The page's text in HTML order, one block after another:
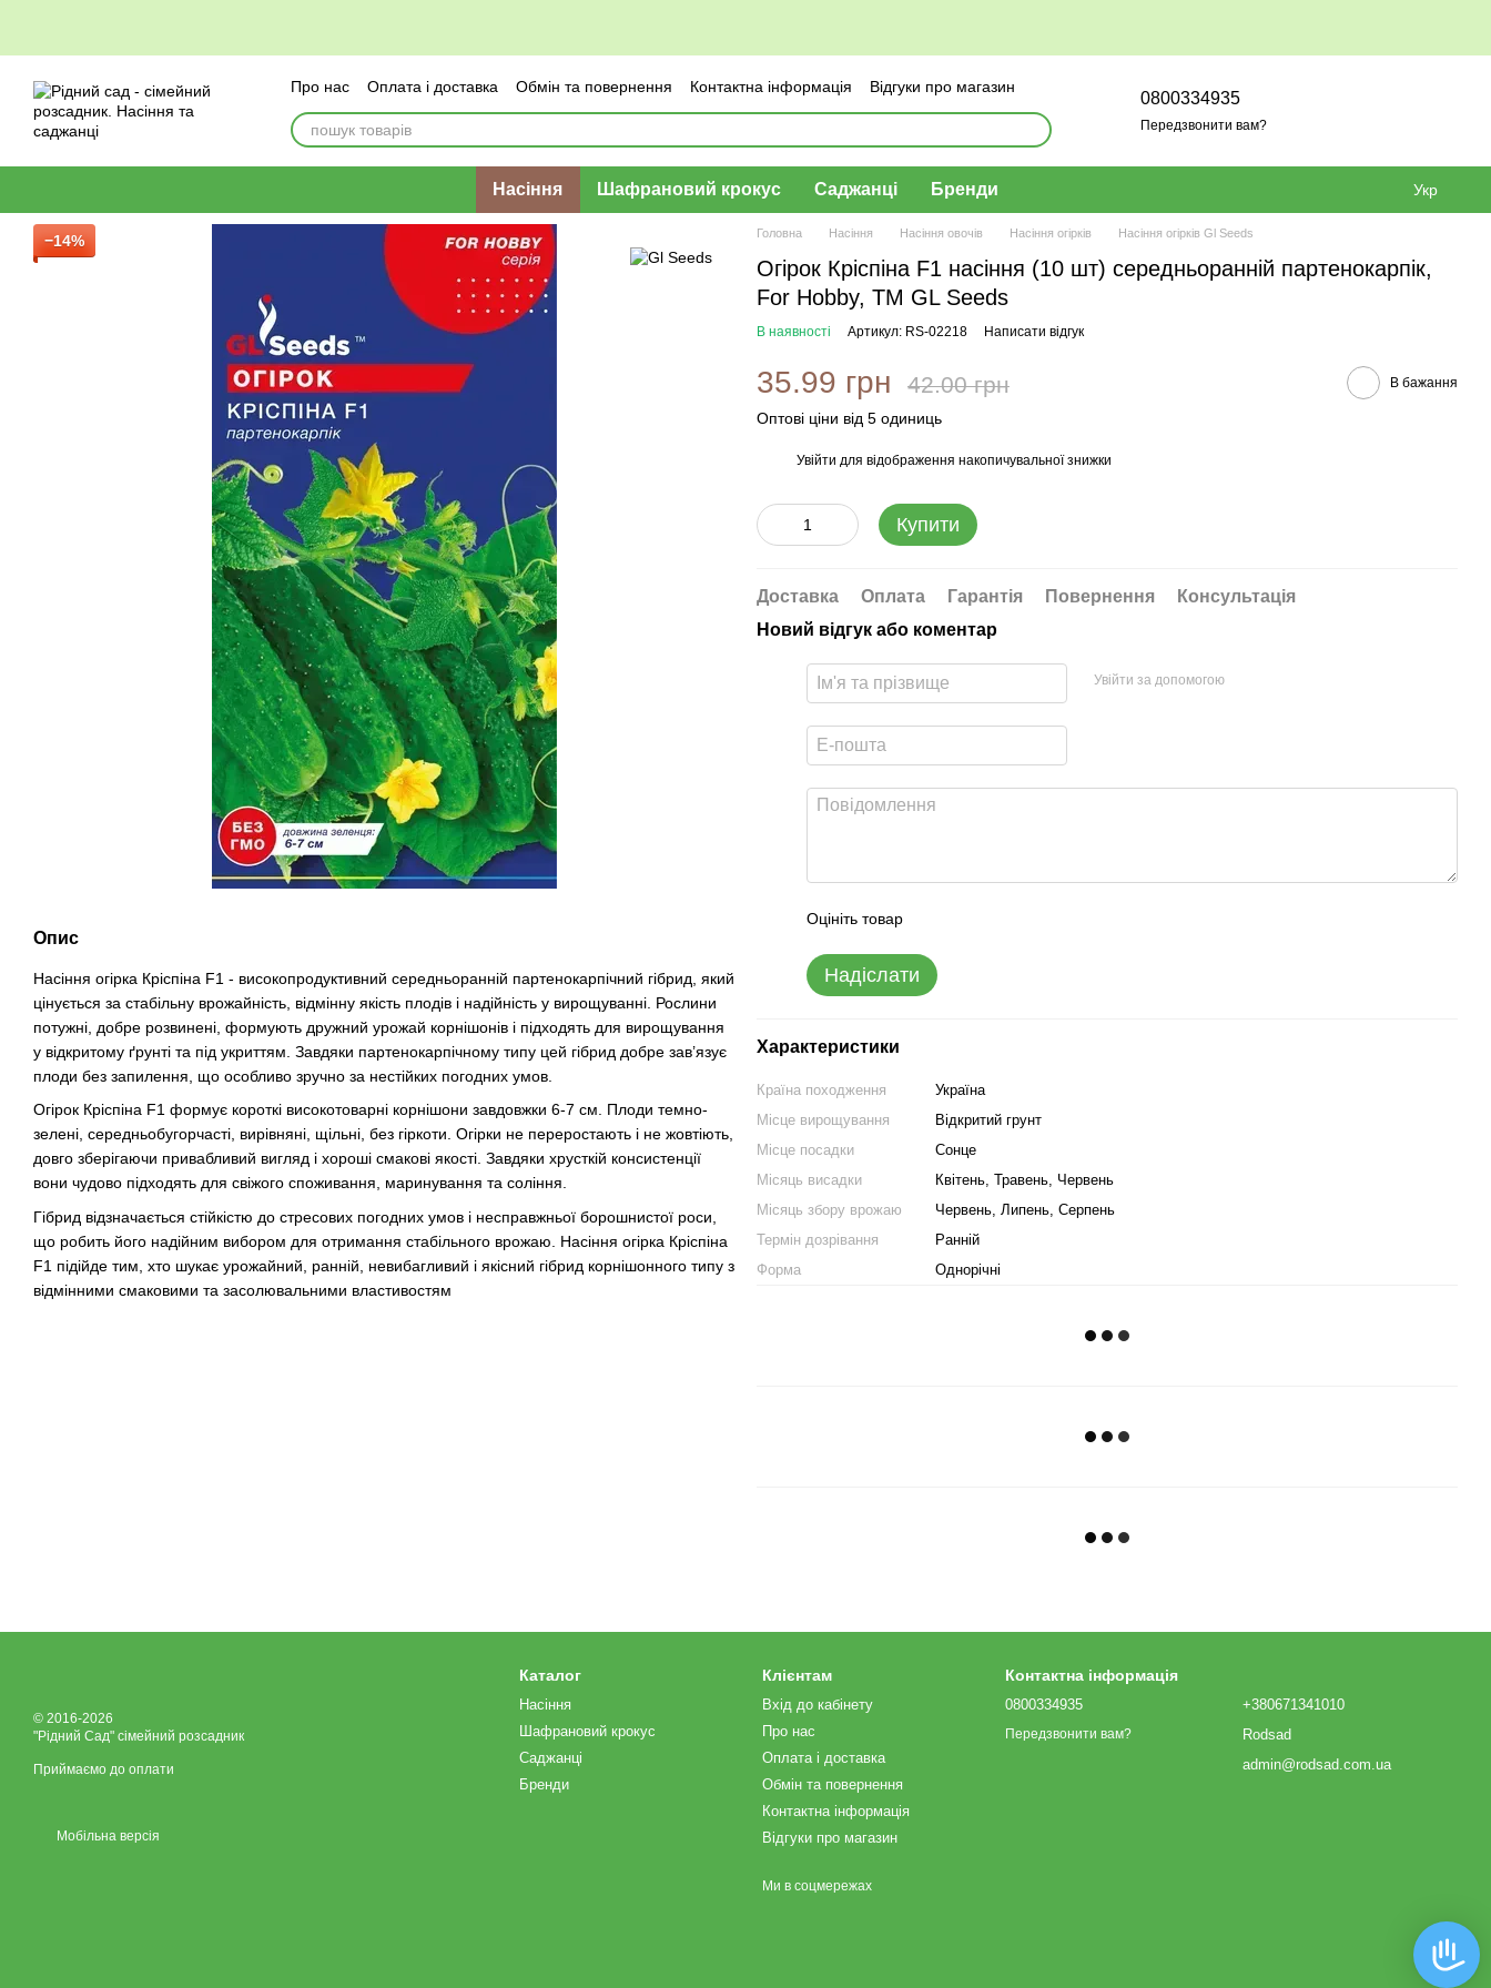
Про нас Оплата і доставка Обмін та повернення Контактна інформація Відгуки про магазин
0800334935
Передзвонити вам?
Насіння Шафрановий крокус Саджанці Бренди Укр
−14%
Опис
Насіння огірка Кріспіна F1 - високопродуктивний середньоранній партенокарпічний гібрид, який
цінується за стабільну врожайність, відмінну якість плодів і надійність у вирощуванні. Рослини
потужні, добре розвинені, формують дружний урожай корнішонів і підходять для вирощування
у відкритому ґрунті та під укриттям. Завдяки партенокарпічному типу цей гібрид добре зав’язує
плоди без запилення, що особливо зручно за нестійких погодних умов.
Огірок Кріспіна F1 формує короткі високотоварні корнішони завдовжки 6-7 см. Плоди темно-
зелені, середньобугорчасті, вирівняні, щільні, без гіркоти. Огірки не переростають і не жовтіють,
довго зберігаючи привабливий вигляд і хороші смакові якості. Завдяки хрусткій консистенції
вони чудово підходять для свіжого споживання, маринування та соління.
Гібрид відзначається стійкістю до стресових погодних умов і несправжньої борошнистої роси,
що робить його надійним вибором для отримання стабільного врожаю. Насіння огірка Кріспіна
F1 підійде тим, хто шукає урожайний, ранній, невибагливий і якісний гібрид корнішонного типу з
відмінними смаковими та засолювальними властивостям
Головна Насіння Насіння овочів Насіння огірків Насіння огірків Gl Seeds
Огірок Кріспіна F1 насіння (10 шт) середньоранній партенокарпiк,
For Hobby, TM GL Seeds
В наявності Артикул: RS-02218 Написати відгук
35.99 грн 42.00 грн В бажання
Оптові ціни від 5 одиниць
Увійти для відображення накопичувальної знижки
Купити
Доставка Оплата Гарантія Повернення
Консультація
Новий відгук або коментар
Увійти за допомогою
Оцініть товар
Надіслати
Характеристики
Країна походження
Україна
Місце вирощування
Відкритий грунт
Місце посадки
Сонце
Місяць висадки
Квітень, Травень, Червень
Місяць збору врожаю
Червень, Липень, Серпень
Термін дозрівання
Ранній
Форма
Однорічні
© 2016-2026
"Рідний Сад" сімейний розсадник
Приймаємо до оплати
Мобільна версія
Каталог
Насіння
Шафрановий крокус
Саджанці
Бренди
Клієнтам
Вхід до кабінету
Про нас
Оплата і доставка
Обмін та повернення
Контактна інформація
Відгуки про магазин
Ми в соцмережах
Контактна інформація
0800334935
Передзвонити вам?
+380671341010
Rodsad
admin@rodsad.com.ua